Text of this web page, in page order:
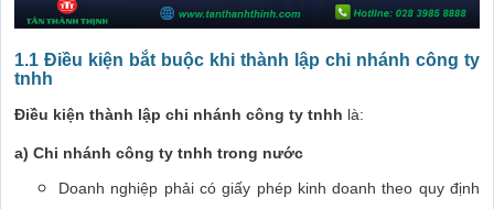
1.1 Điều kiện bắt buộc khi thành lập chi nhánh công ty
tnhh
Điều kiện thành lập chi nhánh công ty tnhh là:
a) Chi nhánh công ty tnhh trong nước
Doanh nghiệp phải có giấy phép kinh doanh theo quy định